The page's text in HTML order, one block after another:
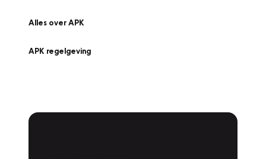
Alles over APK
APK regelgeving